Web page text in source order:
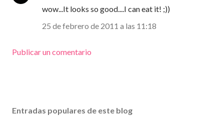
wow...It looks so good....I can eat it! ;))
25 de febrero de 2011 a las 11:18
Publicar un comentario
Entradas populares de este blog